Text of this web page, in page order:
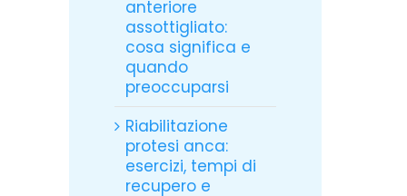
anteriore
assottigliato:
cosa significa e
quando
preoccuparsi
Riabilitazione
protesi anca:
esercizi, tempi di
recupero e